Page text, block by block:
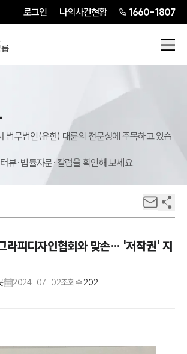
로그인 나의사건현황 1660-1807
법무법인(유한) 대륜의 전문성에 주목하고 있습
뷰·법률자문·칼럼을 확인해 보세요.
라피디자인협회와 맞손… '저작권' 지
2024-07-02조회수202